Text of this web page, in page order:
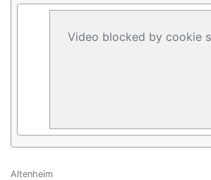
Video blocked by cookie
Altenheim